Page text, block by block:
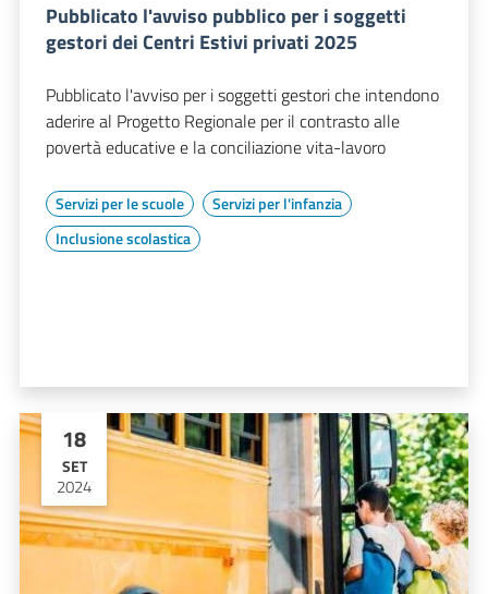
Pubblicato l'avviso pubblico per i soggetti
gestori dei Centri Estivi privati 2025
Pubblicato l'avviso per i soggetti gestori che intendono
aderire al Progetto Regionale per il contrasto alle
povertà educative e la conciliazione vita-lavoro
Servizi per le scuole
Servizi per l'infanzia
Inclusione scolastica
18
SET
2024